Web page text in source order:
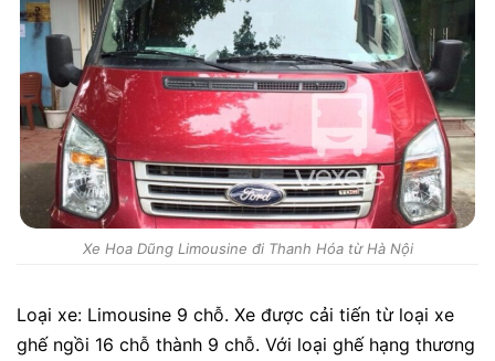
Xe Hoa Dũng Limousine đi Thanh Hóa từ Hà Nội
Loại xe: Limousine 9 chỗ. Xe được cải tiến từ loại xe
ghế ngồi 16 chỗ thành 9 chỗ. Với loại ghế hạng thương